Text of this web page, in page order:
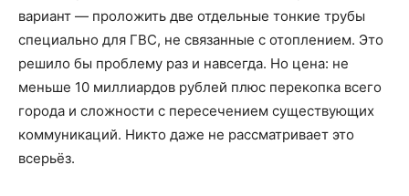
вариант — проложить две отдельные тонкие трубы
специально для ГВС, не связанные с отоплением. Это
решило бы проблему раз и навсегда. Но цена: не
меньше 10 миллиардов рублей плюс перекопка всего
города и сложности с пересечением существующих
коммуникаций. Никто даже не рассматривает это
всерьёз.